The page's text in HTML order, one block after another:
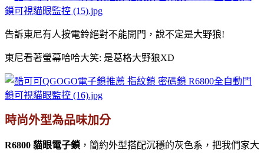
告訴東尼有人按電鈴絕對不能開門，說不定是大野狼!
東尼看著螢幕哈哈大笑: 是葛格大野狼XD
時尚外型為品味加分
R6800 貓眼電子鎖 ，簡約外型搭配沉穩的灰色系，把我們家大